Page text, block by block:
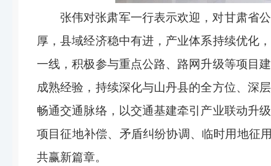
张伟对张肃军一行表示欢迎，对甘肃省
厚，县域经济稳中有进，产业体系持续优化
一线，积极参与重点公路、路网升级等项目
成熟经验，持续深化与山丹县的全方位、深
畅通交通脉络，以交通基建牵引产业联动升
项目征地补偿、矛盾纠纷协调、临时用地征
共赢新篇章。